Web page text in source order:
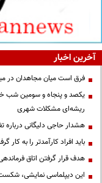
آخرین اخبار
فرق است میان مجاهدان در
یکصد و پنجاه و سومین شب
ریشه‌ای مشکلات شهری
هشدار حاجی دلیگانی درباره
باید افراد کارآمدتر را به
هدف قرار گرفتن اتاق‌
این دیپلماسی نمایشی،